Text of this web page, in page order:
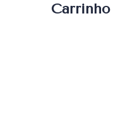
Carrinho